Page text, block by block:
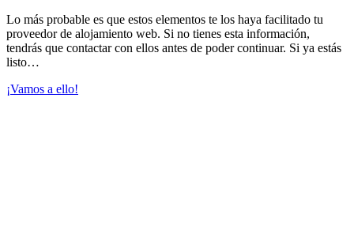
Lo más probable es que estos elementos te los haya facilitado tu
proveedor de alojamiento web. Si no tienes esta información,
tendrás que contactar con ellos antes de poder continuar. Si ya estás
listo…
¡Vamos a ello!